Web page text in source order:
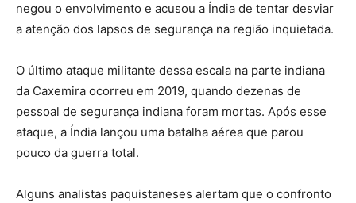
negou o envolvimento e acusou a Índia de tentar desviar
a atenção dos lapsos de segurança na região inquietada.
O último ataque militante dessa escala na parte indiana
da Caxemira ocorreu em 2019, quando dezenas de
pessoal de segurança indiana foram mortas. Após esse
ataque, a Índia lançou uma batalha aérea que parou
pouco da guerra total.
Alguns analistas paquistaneses alertam que o confronto